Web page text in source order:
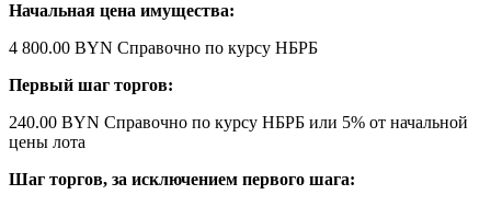
Начальная цена имущества:
4 800.00 BYN Справочно по курсу НБРБ
Первый шаг торгов:
240.00 BYN Справочно по курсу НБРБ или 5% от начальной
цены лота
Шаг торгов, за исключением первого шага: